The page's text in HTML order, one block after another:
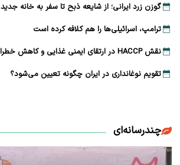
گوزن زرد ایرانی؛ از شایعه ذبح تا سفر به خانه جدید
ترامپ، اسرائیلی‌ها را هم کلافه کرده است
نقش HACCP در ارتقای ایمنی غذایی و کاهش خطرات تولید
تقویم نوغانداری در ایران چگونه تعیین می‌شود؟
چندرسانه‌ای